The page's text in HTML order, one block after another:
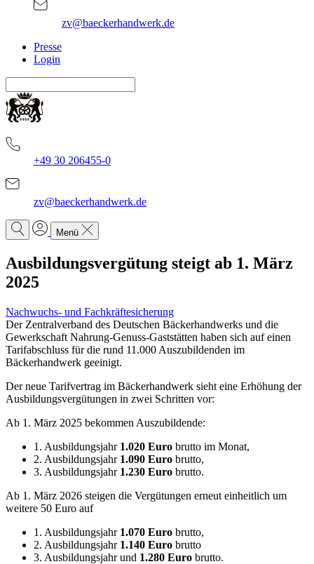
zv@baeckerhandwerk.de
Presse
Login
+49 30 206455-0
zv@baeckerhandwerk.de
Menü
Ausbildungsvergütung steigt ab 1. März
2025
Nachwuchs- und Fachkräftesicherung
Der Zentralverband des Deutschen Bäckerhandwerks und die
Gewerkschaft Nahrung-Genuss-Gaststätten haben sich auf einen
Tarifabschluss für die rund 11.000 Auszubildenden im
Bäckerhandwerk geeinigt.
Der neue Tarifvertrag im Bäckerhandwerk sieht eine Erhöhung der
Ausbildungsvergütungen in zwei Schritten vor:
Ab 1. März 2025 bekommen Auszubildende:
1. Ausbildungsjahr 1.020 Euro brutto im Monat,
2. Ausbildungsjahr 1.090 Euro brutto,
3. Ausbildungsjahr 1.230 Euro brutto.
Ab 1. März 2026 steigen die Vergütungen erneut einheitlich um
weitere 50 Euro auf
1. Ausbildungsjahr 1.070 Euro brutto,
2. Ausbildungsjahr 1.140 Euro brutto
3. Ausbildungsjahr und 1.280 Euro brutto.